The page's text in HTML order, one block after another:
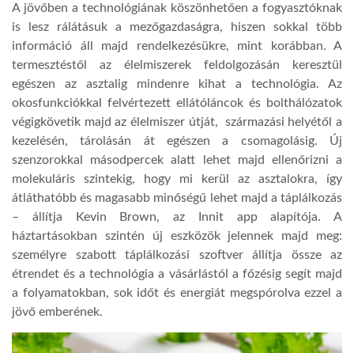
A jövőben a technológiának köszönhetően a fogyasztóknak
is lesz rálátásuk a mezőgazdaságra, hiszen sokkal több
információ áll majd rendelkezésükre, mint korábban. A
termesztéstől az élelmiszerek feldolgozásán keresztül
egészen az asztalig mindenre kihat a technológia. Az
okosfunkciókkal felvértezett ellátóláncok és bolthálózatok
végigkövetik majd az élelmiszer útját, származási helyétől a
kezelésén, tárolásán át egészen a csomagolásig. Új
szenzorokkal másodpercek alatt lehet majd ellenőrizni a
molekuláris szintekig, hogy mi kerül az asztalokra, így
átláthatóbb és magasabb minőségű lehet majd a táplálkozás
– állítja Kevin Brown, az Innit app alapítója. A
háztartásokban szintén új eszközök jelennek majd meg:
személyre szabott táplálkozási szoftver állítja össze az
étrendet és a technológia a vásárlástól a főzésig segít majd
a folyamatokban, sok időt és energiát megspórolva ezzel a
jövő emberének.